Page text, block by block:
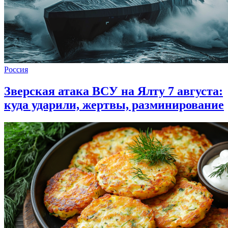
Россия
Зверская атака ВСУ на Ялту 7 августа:
куда ударили, жертвы, разминирование